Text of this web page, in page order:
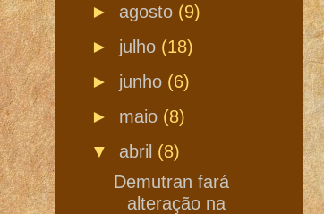
► agosto (9)
► julho (18)
► junho (6)
► maio (8)
▼ abril (8)
Demutran fará
alteração na